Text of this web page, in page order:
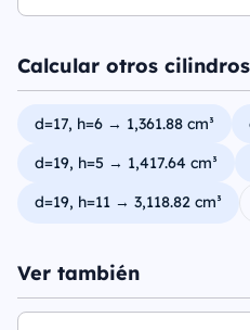
Calcular otros cilindros
d=17, h=6 → 1,361.88 cm³
d=19, h=5 → 1,417.64 cm³
d=19, h=11 → 3,118.82 cm³
Ver también